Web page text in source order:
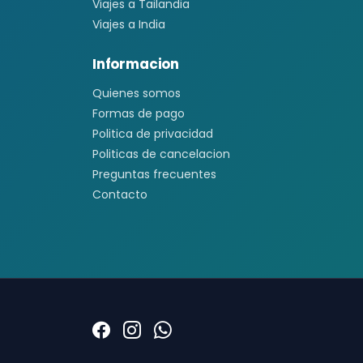
Viajes a Tailandia
Viajes a India
Informacion
Quienes somos
Formas de pago
Politica de privacidad
Politicas de cancelacion
Preguntas frecuentes
Contacto